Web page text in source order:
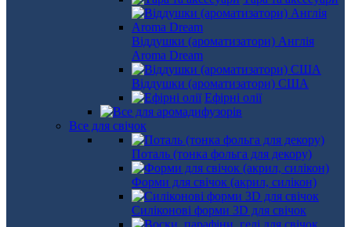
Віддушки (ароматизатори) Англія
Aroma Dream
Віддушки (ароматизатори) США
Ефірні олії
Все для свічок
Поталь (тонка фольга для декору)
Форми для свічок (акрил, силікон)
Силіконові форми 3D для свічок